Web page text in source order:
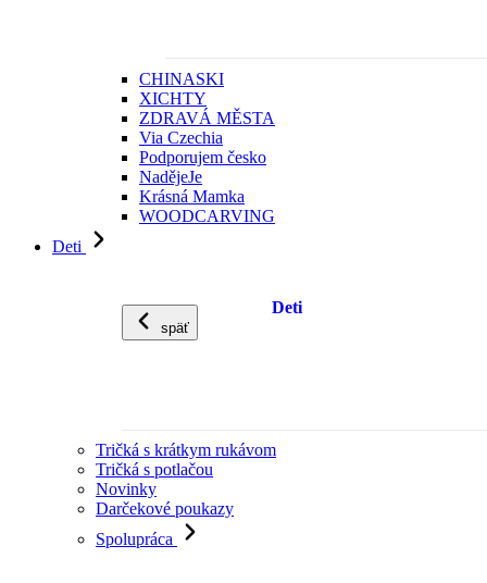
CHINASKI
XICHTY
ZDRAVÁ MĚSTA
Via Czechia
Podporujem česko
NadějeJe
Krásná Mamka
WOODCARVING
Deti
späť
Deti
Tričká s krátkym rukávom
Tričká s potlačou
Novinky
Darčekové poukazy
Spolupráca